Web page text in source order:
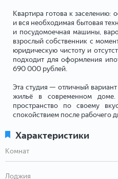
Квартира готова к заселению:
и вся необходимая бытовая
и посудомоечная машины,
взрослый собственник с
юридическую чистоту и
подходит для оформления
690 000 рублей.
Эта студия — отличный
жильё в современном
пространство по своему
спокойствием после рабочего
Характеристики
Комнат
Лоджия